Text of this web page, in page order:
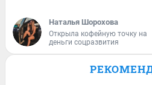
Наталья Шорохова
Открыла кофейную точку на
деньги соцразвития